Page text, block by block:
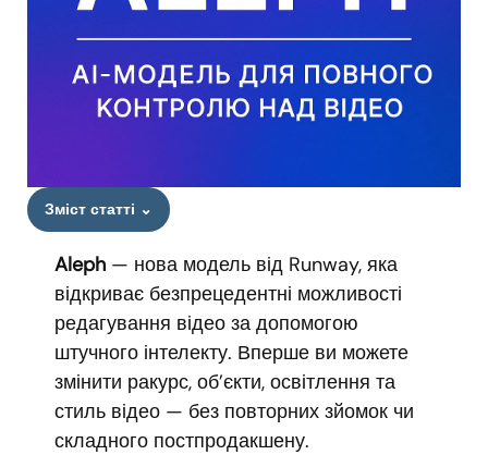
Зміст статті ⌄
Aleph — нова модель від Runway, яка
відкриває безпрецедентні можливості
редагування відео за допомогою
штучного інтелекту. Вперше ви можете
змінити ракурс, об’єкти, освітлення та
стиль відео — без повторних зйомок чи
складного постпродакшену.